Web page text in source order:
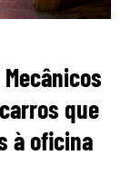
que
à oficina